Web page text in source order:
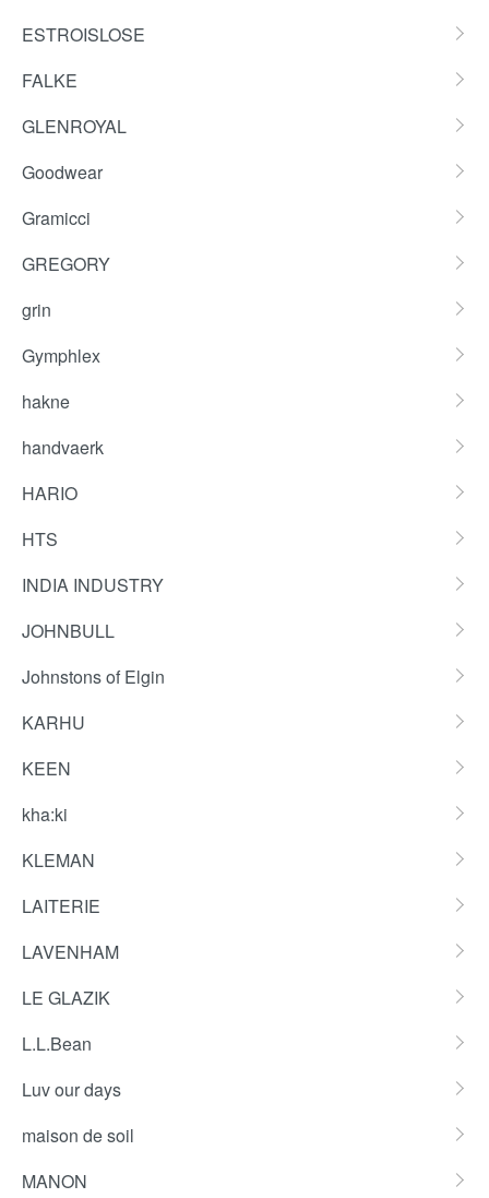
ESTROISLOSE
FALKE
GLENROYAL
Goodwear
Gramicci
GREGORY
grin
Gymphlex
hakne
handvaerk
HARIO
HTS
INDIA INDUSTRY
JOHNBULL
Johnstons of Elgin
KARHU
KEEN
kha:ki
KLEMAN
LAITERIE
LAVENHAM
LE GLAZIK
L.L.Bean
Luv our days
maison de soil
MANON